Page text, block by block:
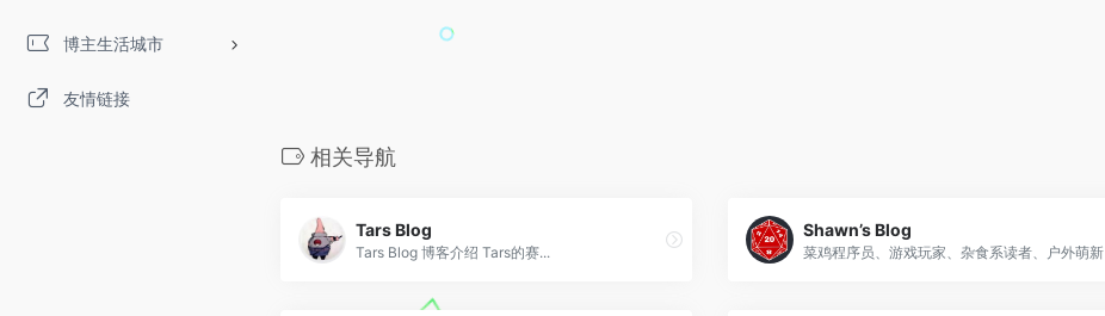
博主生活城市
友情链接
相关导航
Tars Blog
Tars Blog 博客介绍 Tars的赛...
Shawn’s Blog
菜鸡程序员、游戏玩家、杂食系读者、户外萌新